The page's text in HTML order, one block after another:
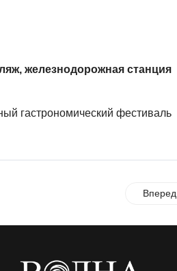
железнодорожная станция
гастрономический фестиваль
Вперед